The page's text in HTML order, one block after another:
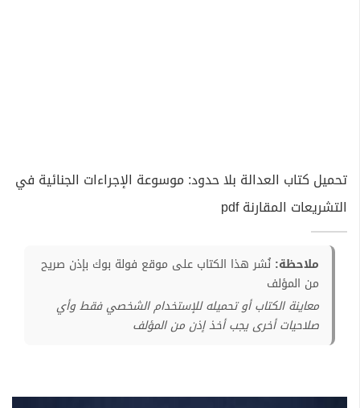
تحميل كتاب العدالة بلا حدود: موسوعة الإجراءات الجنائية في
التشريعات المقارنة pdf
ملاحظة: نُشر هذا الكتاب على موقع فولة بوك بإذن صريح
من المؤلف
معاينة الكتاب أو تحميله للإستخدام الشخصي فقط وأي
صلاحيات أخرى يجب أخذ إذن من المؤلف